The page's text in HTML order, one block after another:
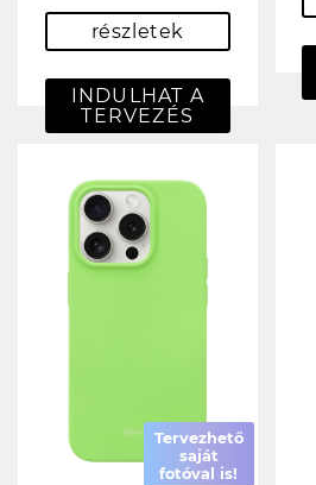
részletek
INDULHAT A
TERVEZÉS
Tervezhető
saját
fotóval is!